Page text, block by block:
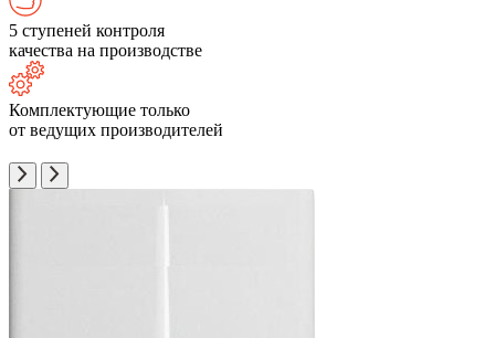
5 ступеней контроля
качества на производстве
Комплектующие только
от ведущих производителей